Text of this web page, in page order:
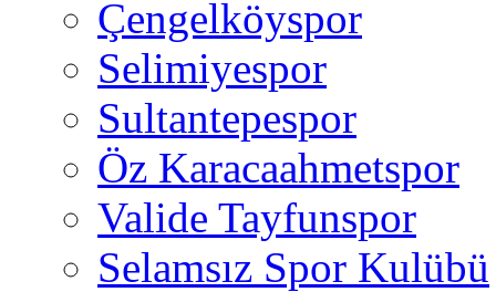
Çengelköyspor
Selimiyespor
Sultantepespor
Öz Karacaahmetspor
Valide Tayfunspor
Selamsız Spor Kulübü